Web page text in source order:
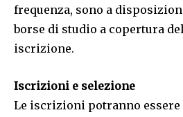
frequenza, sono a
borse di studio a copertura
iscrizione.
Iscrizioni e selezione
Le iscrizioni potranno essere